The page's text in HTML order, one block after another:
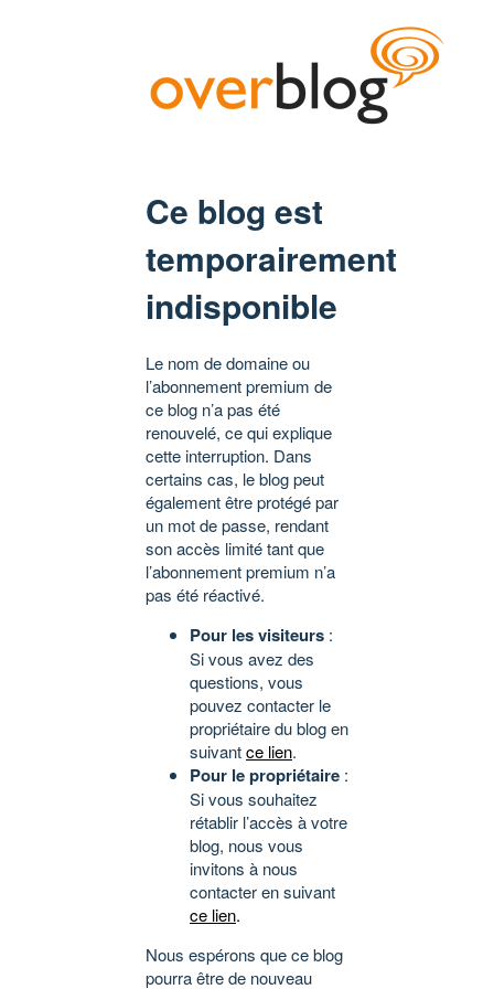
Ce blog est
temporairement
indisponible
Le nom de domaine ou
l’abonnement premium de
ce blog n’a pas été
renouvelé, ce qui explique
cette interruption. Dans
certains cas, le blog peut
également être protégé par
un mot de passe, rendant
son accès limité tant que
l’abonnement premium n’a
pas été réactivé.
Pour les visiteurs :
Si vous avez des
questions, vous
pouvez contacter le
propriétaire du blog en
suivantce lien.
Pour le propriétaire :
Si vous souhaitez
rétablir l’accès à votre
blog, nous vous
invitons à nous
contacter en suivant
ce lien.
Nous espérons que ce blog
pourra être de nouveau